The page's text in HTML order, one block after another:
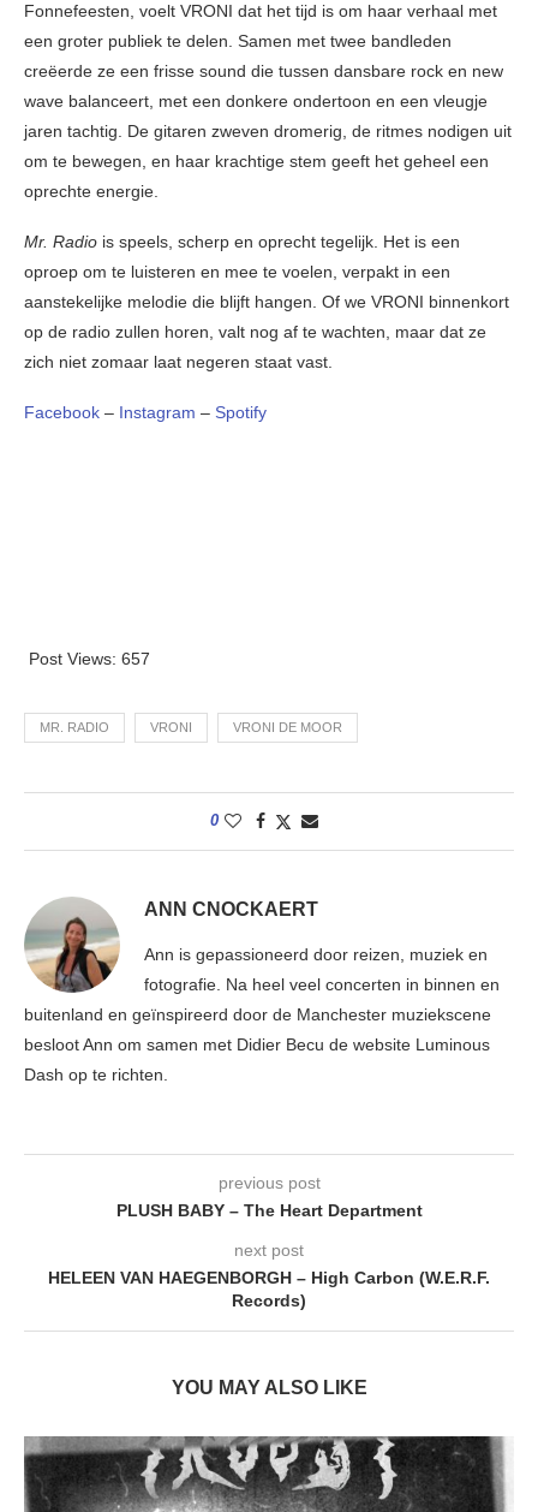
Fonnefeesten, voelt VRONI dat het tijd is om haar verhaal met
een groter publiek te delen. Samen met twee bandleden
creëerde ze een frisse sound die tussen dansbare rock en new
wave balanceert, met een donkere ondertoon en een vleugje
jaren tachtig. De gitaren zweven dromerig, de ritmes nodigen uit
om te bewegen, en haar krachtige stem geeft het geheel een
oprechte energie.
Mr. Radio is speels, scherp en oprecht tegelijk. Het is een
oproep om te luisteren en mee te voelen, verpakt in een
aanstekelijke melodie die blijft hangen. Of we VRONI binnenkort
op de radio zullen horen, valt nog af te wachten, maar dat ze
zich niet zomaar laat negeren staat vast.
Facebook – Instagram – Spotify
Post Views: 657
MR. RADIO VRONI VRONI DE MOOR
0
ANN CNOCKAERT
Ann is gepassioneerd door reizen, muziek en
fotografie. Na heel veel concerten in binnen en
buitenland en geïnspireerd door de Manchester muziekscene
besloot Ann om samen met Didier Becu de website Luminous
Dash op te richten.
previous post
PLUSH BABY – The Heart Department
next post
HELEEN VAN HAEGENBORGH – High Carbon (W.E.R.F.
Records)
YOU MAY ALSO LIKE